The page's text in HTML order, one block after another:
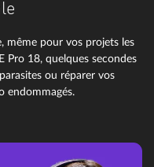
même pour vos projets les
Pro 18, quelques secondes
ou réparer vos
endommagés.